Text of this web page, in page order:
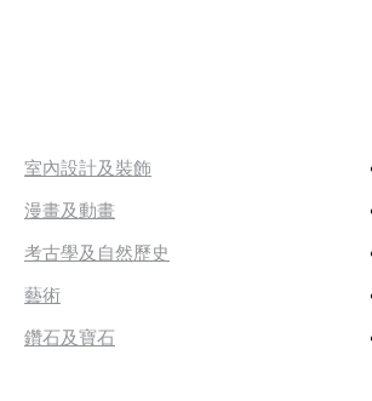
室內設計及裝飾
漫畫及動畫
考古學及自然歷史
藝術
鑽石及寶石